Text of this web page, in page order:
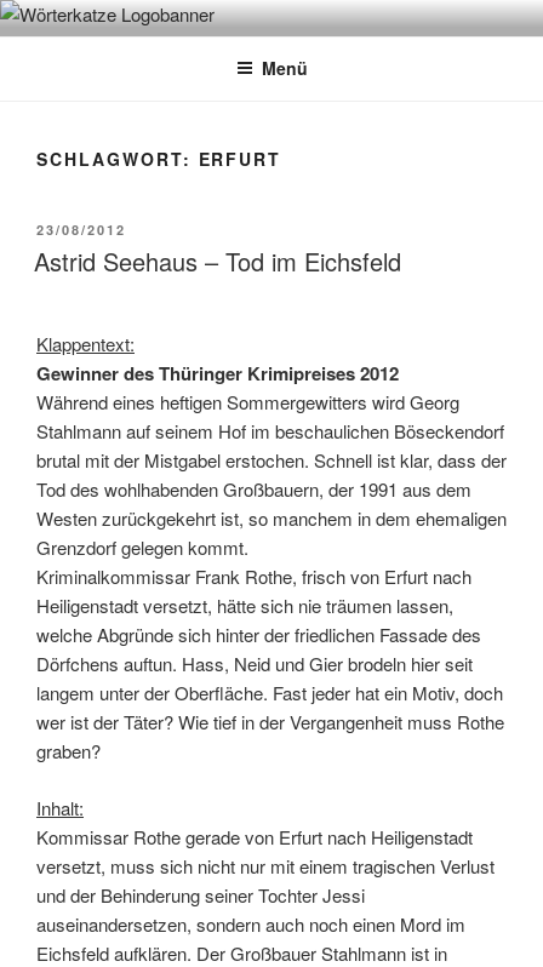
Zum
InhaltWÖRTERKATZE
Von Büchern erzählen
Menü
SCHLAGWORT: ERFURT
VERÖFFENTLICHT
AM
23/08/2012
Astrid Seehaus – Tod im Eichsfeld
Klappentext:
Gewinner des Thüringer Krimipreises 2012
Während eines heftigen Sommergewitters wird Georg
Stahlmann auf seinem Hof im beschaulichen Böseckendorf
brutal mit der Mistgabel erstochen. Schnell ist klar, dass der
Tod des wohlhabenden Großbauern, der 1991 aus dem
Westen zurückgekehrt ist, so manchem in dem ehemaligen
Grenzdorf gelegen kommt.
Kriminalkommissar Frank Rothe, frisch von Erfurt nach
Heiligenstadt versetzt, hätte sich nie träumen lassen,
welche Abgründe sich hinter der friedlichen Fassade des
Dörfchens auftun. Hass, Neid und Gier brodeln hier seit
langem unter der Oberfläche. Fast jeder hat ein Motiv, doch
wer ist der Täter? Wie tief in der Vergangenheit muss Rothe
graben?
Inhalt:
Kommissar Rothe gerade von Erfurt nach Heiligenstadt
versetzt, muss sich nicht nur mit einem tragischen Verlust
und der Behinderung seiner Tochter Jessi
auseinandersetzen, sondern auch noch einen Mord im
Eichsfeld aufklären. Der Großbauer Stahlmann ist in